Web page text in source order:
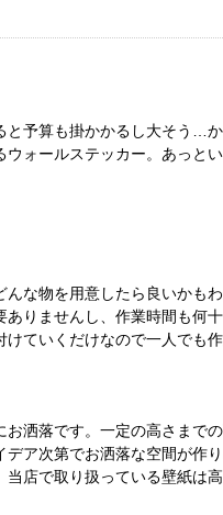
と予算も掛かかるし大そう…
ォールステッカー。あっと
な物を用意したら良いかも
りませんし、作業時間も何
ていくだけなので一人でも作
洒落です。一定の高さまで
ア次第でお洒落な空間が作
店で取り扱っている壁紙は